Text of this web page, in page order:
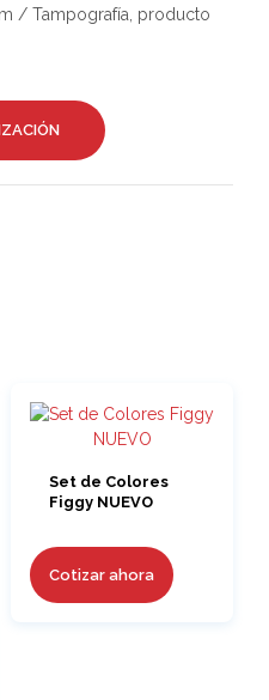
/ Tampografía, producto
Set de Colores
Figgy NUEVO
Cotizar ahora